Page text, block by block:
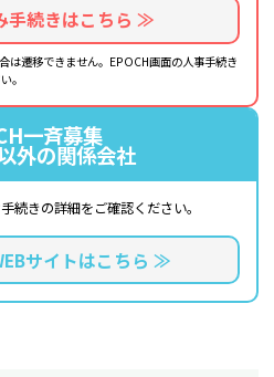
手続きはこちら ≫
は遷移できません。EPOCH画面の人事手続き
。
一斉募集
外の関係会社
続きの詳細をご確認ください。
サイトはこちら ≫